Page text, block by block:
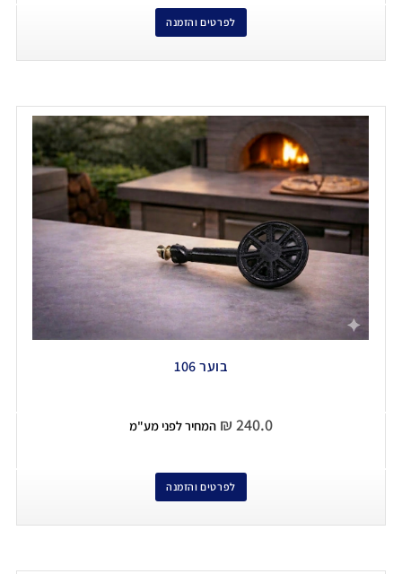
לפרטים והזמנה
בוער 106
₪ 240.0 המחיר לפני מע"מ
לפרטים והזמנה